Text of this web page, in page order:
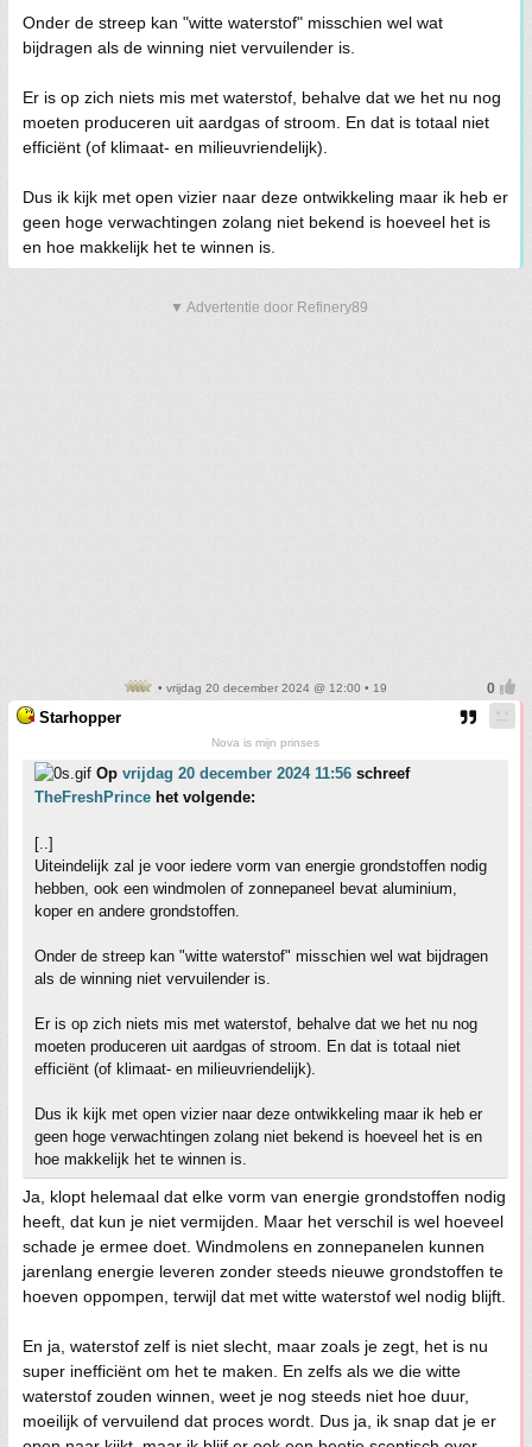
Onder de streep kan "witte waterstof" misschien wel wat
bijdragen als de winning niet vervuilender is.
Er is op zich niets mis met waterstof, behalve dat we het nu nog
moeten produceren uit aardgas of stroom. En dat is totaal niet
efficiënt (of klimaat- en milieuvriendelijk).
Dus ik kijk met open vizier naar deze ontwikkeling maar ik heb er
geen hoge verwachtingen zolang niet bekend is hoeveel het is
en hoe makkelijk het te winnen is.
▼ Advertentie door Refinery89
• vrijdag 20 december 2024 @ 12:00 • 19
Starhopper
Nova is mijn prinses
Op vrijdag 20 december 2024 11:56 schreef
TheFreshPrince het volgende:
[..]
Uiteindelijk zal je voor iedere vorm van energie grondstoffen nodig
hebben, ook een windmolen of zonnepaneel bevat aluminium,
koper en andere grondstoffen.
Onder de streep kan "witte waterstof" misschien wel wat bijdragen
als de winning niet vervuilender is.
Er is op zich niets mis met waterstof, behalve dat we het nu nog
moeten produceren uit aardgas of stroom. En dat is totaal niet
efficiënt (of klimaat- en milieuvriendelijk).
Dus ik kijk met open vizier naar deze ontwikkeling maar ik heb er
geen hoge verwachtingen zolang niet bekend is hoeveel het is en
hoe makkelijk het te winnen is.
Ja, klopt helemaal dat elke vorm van energie grondstoffen nodig
heeft, dat kun je niet vermijden. Maar het verschil is wel hoeveel
schade je ermee doet. Windmolens en zonnepanelen kunnen
jarenlang energie leveren zonder steeds nieuwe grondstoffen te
hoeven oppompen, terwijl dat met witte waterstof wel nodig blijft.
En ja, waterstof zelf is niet slecht, maar zoals je zegt, het is nu
super inefficiënt om het te maken. En zelfs als we die witte
waterstof zouden winnen, weet je nog steeds niet hoe duur,
moeilijk of vervuilend dat proces wordt. Dus ja, ik snap dat je er